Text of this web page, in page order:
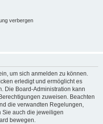
verbergen
um sich anmelden zu können.
erledigt und ermöglicht es
Die Board-Administration kann
zuweisen. Beachten
die verwandten Regelungen,
Sie auch die jeweiligen
bewegen.